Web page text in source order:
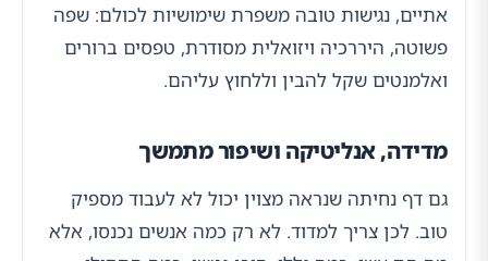
אתיים, נגישות טובה משפרת שימושיות לכולם: שפה
פשוטה, היררכיה ויזואלית מסודרת, טפסים ברורים
ואלמנטים שקל להבין וללחוץ עליהם.
מדידה, אנליטיקה ושיפור מתמשך
גם דף נחיתה שנראה מצוין יכול לא לעבוד מספיק
טוב. לכן צריך למדוד. לא רק כמה אנשים נכנסו, אלא